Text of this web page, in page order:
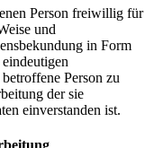
Person freiwillig für
und
in Form
Person zu
der sie
einverstanden ist.